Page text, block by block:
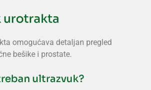
urotrakta
omogućava detaljan pregled
bešike i prostate.
ultrazvuk?